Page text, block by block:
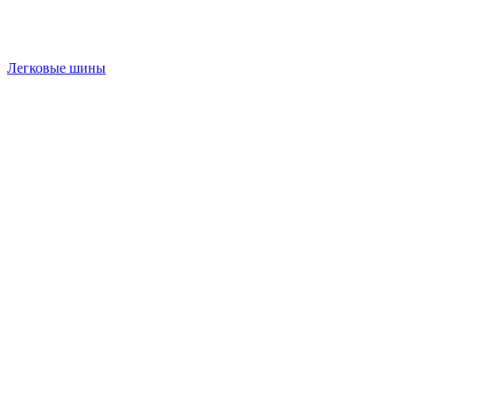
Легковые шины